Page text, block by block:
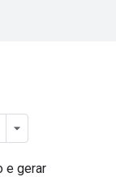
e gerar